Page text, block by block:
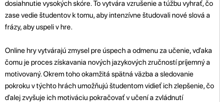
dosiahnutie vysokých skóre. To vytvára vzrušenie a túžbu vyhrať, čo
zase vedie študentov k tomu, aby intenzívne študovali nové slová a
frázy, aby uspeli v hre.
Online hry vytvárajú zmysel pre úspech a odmenu za učenie, vďaka
čomu je proces získavania nových jazykových zručností príjemný a
motivovaný. Okrem toho okamžitá spätná väzba a sledovanie
pokroku v týchto hrách umožňujú študentom vidieť ich zlepšenie, čo
ďalej zvyšuje ich motiváciu pokračovať v učení a zvládnutí